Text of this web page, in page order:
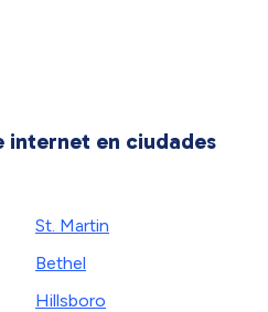
internet en ciudades
St. Martin
Bethel
Hillsboro